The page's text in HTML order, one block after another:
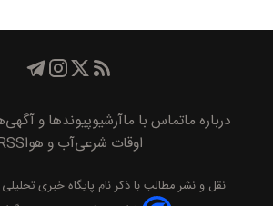
درباره ماتماس با ماآرشیوپیوند‌ها و
اوقات شرعیآب و هوا
نقل و نشر مطالب با ذکر نام پايگاه خبری تحليلی